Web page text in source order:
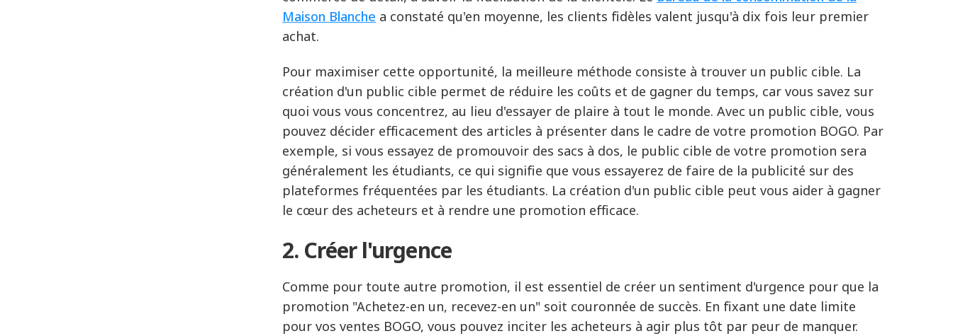
Maison Blanche a constaté qu'en moyenne, les clients fidèles valent jusqu'à dix fois leur premier
achat.
Pour maximiser cette opportunité, la meilleure méthode consiste à trouver un public cible. La
création d'un public cible permet de réduire les coûts et de gagner du temps, car vous savez sur
quoi vous vous concentrez, au lieu d'essayer de plaire à tout le monde.Avec un public cible, vous
pouvez décider efficacement des articles à présenter dans le cadre de votre promotion BOGO. Par
exemple, si vous essayez de promouvoir des sacs à dos, le public cible de votre promotion sera
généralement les étudiants, ce qui signifie que vous essayerez de faire de la publicité sur des
plateformes fréquentées par les étudiants. La création d'un public cible peut vous aider à gagner
le cœur des acheteurs et à rendre une promotion efficace.
2. Créer l'urgence
Comme pour toute autre promotion, il est essentiel de créer un sentiment d'urgence pour que la
promotion "Achetez-en un, recevez-en un" soit couronnée de succès. En fixant une date limite
pour vos ventes BOGO, vous pouvez inciter les acheteurs à agir plus tôt par peur de manquer.